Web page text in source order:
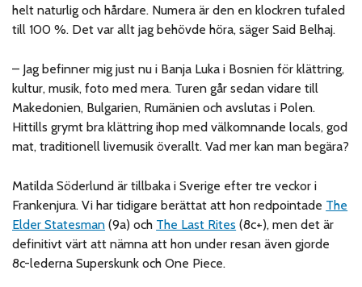
helt naturlig och hårdare. Numera är den en klockren tufaled
till 100 %. Det var allt jag behövde höra, säger Said Belhaj.
– Jag befinner mig just nu i Banja Luka i Bosnien för klättring,
kultur, musik, foto med mera. Turen går sedan vidare till
Makedonien, Bulgarien, Rumänien och avslutas i Polen.
Hittills grymt bra klättring ihop med välkomnande locals, god
mat, traditionell livemusik överallt. Vad mer kan man begära?
Matilda Söderlund är tillbaka i Sverige efter tre veckor i
Frankenjura. Vi har tidigare berättat att hon redpointade The
Elder Statesman (9a) och The Last Rites (8c+), men det är
definitivt värt att nämna att hon under resan även gjorde
8c-lederna Superskunk och One Piece.